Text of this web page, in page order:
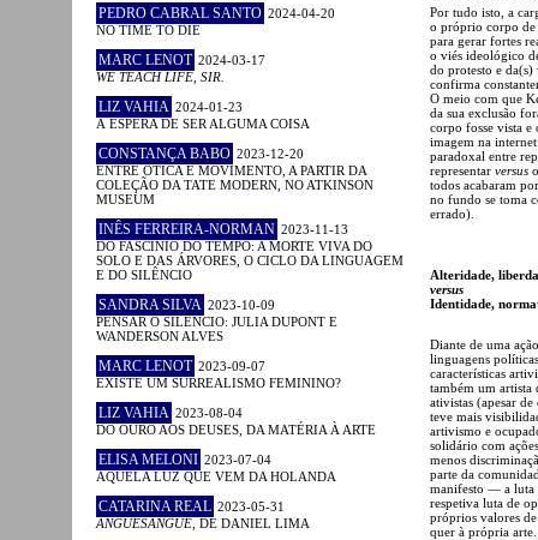
PEDRO CABRAL SANTO 2024-04-20
NO TIME TO DIE
MARC LENOT 2024-03-17
WE TEACH LIFE, SIR.
LIZ VAHIA 2024-01-23
À ESPERA DE SER ALGUMA COISA
CONSTANÇA BABO 2023-12-20
ENTRE ÓTICA E MOVIMENTO, A PARTIR DA
COLEÇÃO DA TATE MODERN, NO ATKINSON
MUSEUM
INÊS FERREIRA-NORMAN 2023-11-13
DO FASCÍNIO DO TEMPO: A MORTE VIVA DO
SOLO E DAS ÁRVORES, O CICLO DA LINGUAGEM
E DO SILÊNCIO
SANDRA SILVA 2023-10-09
PENSAR O SILÊNCIO: JULIA DUPONT E
WANDERSON ALVES
MARC LENOT 2023-09-07
EXISTE UM SURREALISMO FEMININO?
LIZ VAHIA 2023-08-04
DO OURO AOS DEUSES, DA MATÉRIA À ARTE
ELISA MELONI 2023-07-04
AQUELA LUZ QUE VEM DA HOLANDA
CATARINA REAL 2023-05-31
ANGUESÂNGUE , DE DANIEL LIMA
Por tudo isto, a
o próprio corpo de
para gerar fortes
o viés ideológico
do protesto e
confirma
O meio com que
da sua exclusão
corpo fosse vista
imagem na
paradoxal entre
representar versus
todos acabaram
no fundo se toma
errado).
Alteridade,
versus
Identidade,
Diante de uma
linguagens
características
também um artista
ativistas (apesar
teve mais
artivismo e
solidário com
menos
parte da
manifesto — a luta
respetiva luta de
próprios valores
quer à própria arte.